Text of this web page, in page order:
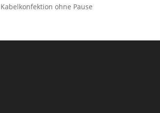
Kabelkonfektion ohne Pause